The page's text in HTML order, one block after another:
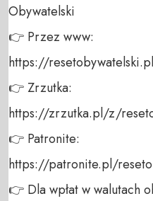
Obywatelski
👉 Przez www:
https://
👉 Zrzutka:
https://zrzutka.pl/z/
👉 Patronite:
https://patronite.pl/
👉 Dla wpłat w walutach